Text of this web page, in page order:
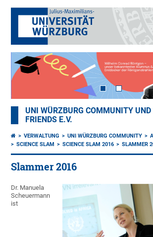
UNI WÜRZBURG COMMUNITY
FRIENDS E.V.
VERWALTUNG UNI WÜRZBURG COMMUNITY
SCIENCE SLAM
SCIENCE SLAM 2016 SLAMMER
Slammer 2016
Dr. Manuela
Scheuermann
ist